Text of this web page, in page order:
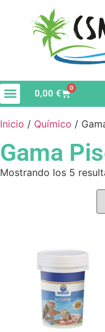
0,00 €
0
Inicio / Químico /
Gama
Mostrando los 5